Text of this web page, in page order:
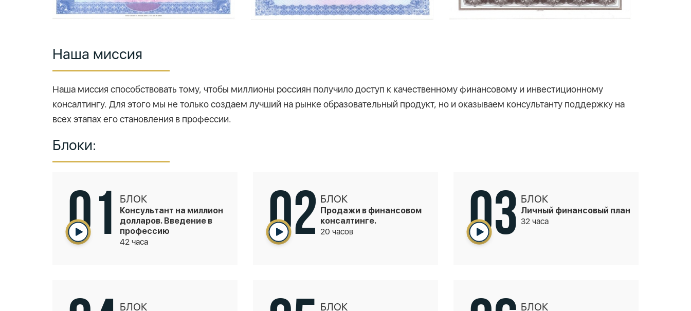
Наша миссия
Наша миссия способствовать тому, чтобы миллионы россиян получило доступ к качественному финансовому и инвестиционному
консалтингу. Для этого мы не только создаем лучший на рынке образовательный продукт, но и оказываем консультанту поддержку на
всех этапах его становления в профессии.
Блоки:
01 БЛОК
Консультант на миллион
долларов. Введение в
профессию
42 часа
02 БЛОК
Продажи в финансовом
консалтинге.
20 часов
03 БЛОК
Личный финансовый план
32 часа
БЛОК БЛОК БЛОК